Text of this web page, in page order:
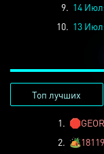
9. 14
10. 13
Топ лучших
1. 🛑
2. 🏕️